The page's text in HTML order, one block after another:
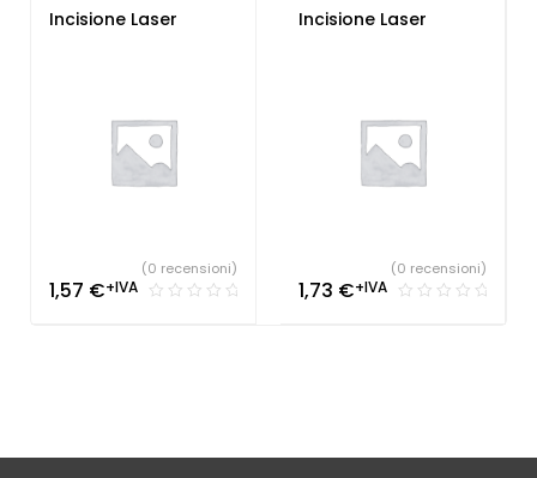
Incisione Laser
1,57 €+IVA
(0 recensioni)
Incisione Laser
1,73 €+IVA
(0 recensioni)